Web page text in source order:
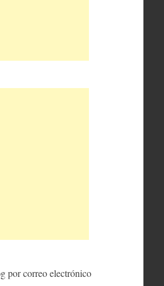
por correo electrónico